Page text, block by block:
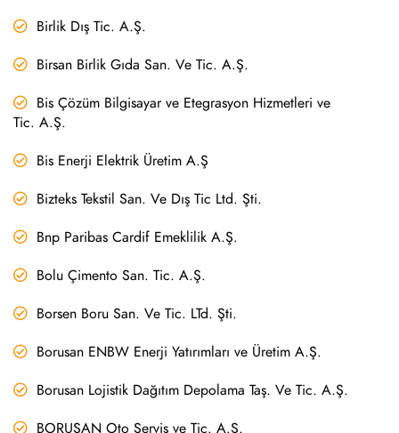
Birlik Dış Tic. A.Ş.
Birsan Birlik Gıda San. Ve Tic. A.Ş.
Bis Çözüm Bilgisayar ve Etegrasyon Hizmetleri ve
Tic. A.Ş.
Bis Enerji Elektrik Üretim A.Ş
Bizteks Tekstil San. Ve Dış Tic Ltd. Şti.
Bnp Paribas Cardif Emeklilik A.Ş.
Bolu Çimento San. Tic. A.Ş.
Borsen Boru San. Ve Tic. LTd. Şti.
Borusan ENBW Enerji Yatırımları ve Üretim A.Ş.
Borusan Lojistik Dağıtım Depolama Taş. Ve Tic. A.Ş.
BORUSAN Oto Servis ve Tic. A.Ş.